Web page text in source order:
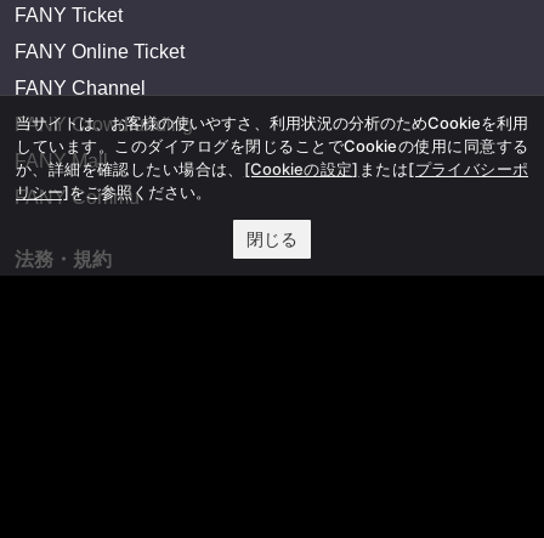
FANY Ticket
FANY Online Ticket
FANY Channel
FANY Crowdfunding
FANY Mall
FANY Commu
法務・規約
当サイトは、お客様の使いやすさ、利用状況の分析のためCookieを利用
しています。このダイアログを閉じることでCookieの使用に同意する
か、詳細を確認したい場合は、 [Cookieの設定] または[プライバシーポ
リシー]をご参照ください。
閉じる